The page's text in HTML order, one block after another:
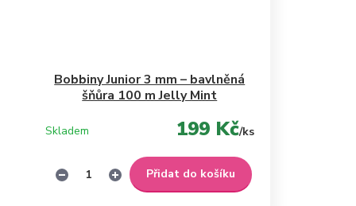
Bobbiny Junior 3 mm – bavlněná
šňůra 100 m Jelly Mint
199 Kč/ks
Skladem
Přidat do košíku